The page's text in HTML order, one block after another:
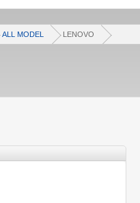
ALL MODEL LENOVO